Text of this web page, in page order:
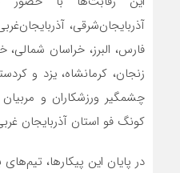
آذربایجان‌شرقی،
فارس، البرز، خراسان
زنجان، کرمانشاه، یزد و
چشمگیر ورزشکاران و
کونگ فو استان آذربایجان
در پایان این پیکارها،